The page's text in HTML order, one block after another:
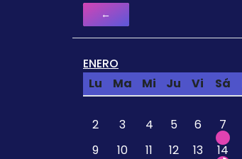
←
ENERO
Lu
Ma Mi Ju Vi Sá
2
3 4 5 6 7
9
10 11 12 13 14